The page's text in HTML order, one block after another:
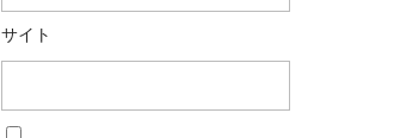
サイト